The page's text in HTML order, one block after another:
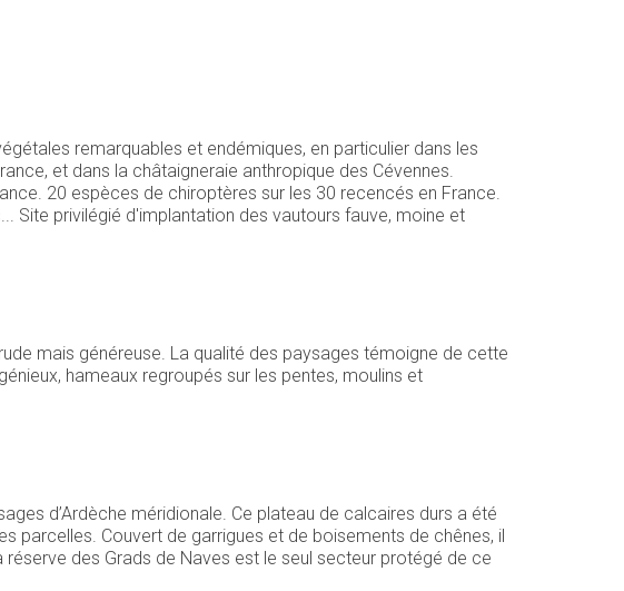
remarquables et endémiques, en particulier dans les
et dans la châtaigneraie anthropique des Cévennes.
20 espèces de chiroptères sur les 30 recencés en France.
Site privilégié d'implantation des vautours fauve, moine et
mais généreuse. La qualité des paysages témoigne de cette
hameaux regroupés sur les pentes, moulins et
d’Ardèche méridionale. Ce plateau de calcaires durs a été
parcelles. Couvert de garrigues et de boisements de chênes, il
des Grads de Naves est le seul secteur protégé de ce